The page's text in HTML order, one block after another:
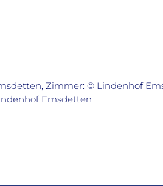
Zimmer: © Lindenhof
Emsdetten